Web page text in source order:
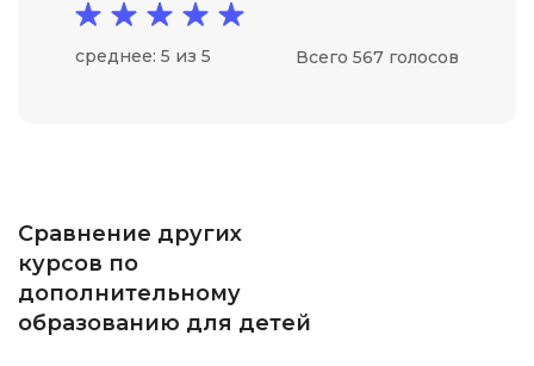
среднее: 5 из 5 Всего 567 голосов
Сравнение других
курсов по
дополнительному
образованию для детей